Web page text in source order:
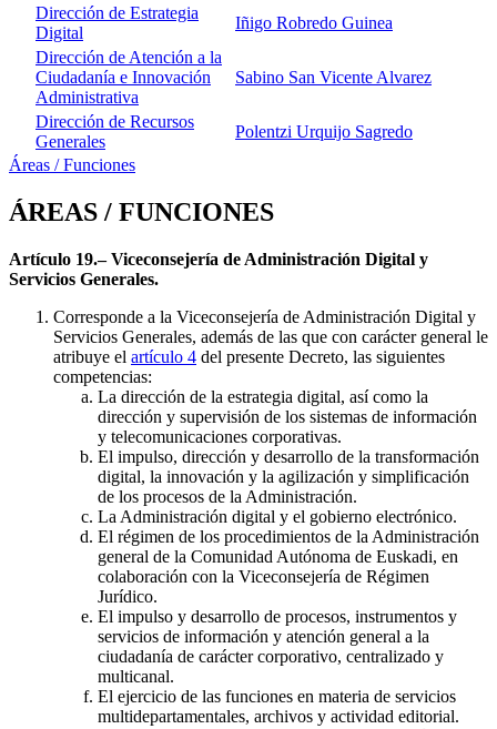
Dirección de Estrategia
Digital
Iñigo Robredo Guinea
Dirección de Atención a la
Ciudadanía e Innovación
Administrativa
Sabino San Vicente Alvarez
Dirección de Recursos
Generales
Polentzi Urquijo Sagredo
Áreas / Funciones
ÁREAS / FUNCIONES
Artículo 19.– Viceconsejería de Administración Digital y
Servicios Generales.
Corresponde a la Viceconsejería de Administración Digital y
Servicios Generales, además de las que con carácter general le
atribuye el artículo 4 del presente Decreto, las siguientes
competencias:
La dirección de la estrategia digital, así como la
dirección y supervisión de los sistemas de información
y telecomunicaciones corporativas.
El impulso, dirección y desarrollo de la transformación
digital, la innovación y la agilización y simplificación
de los procesos de la Administración.
La Administración digital y el gobierno electrónico.
El régimen de los procedimientos de la Administración
general de la Comunidad Autónoma de Euskadi, en
colaboración con la Viceconsejería de Régimen
Jurídico.
El impulso y desarrollo de procesos, instrumentos y
servicios de información y atención general a la
ciudadanía de carácter corporativo, centralizado y
multicanal.
El ejercicio de las funciones en materia de servicios
multidepartamentales, archivos y actividad editorial.